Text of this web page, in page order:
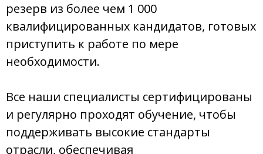
резерв из более чем 1 000
квалифицированных кандидатов, готовых
приступить к работе по мере
необходимости.
Все наши специалисты сертифицированы
и регулярно проходят обучение, чтобы
поддерживать высокие стандарты
отрасли, обеспечивая